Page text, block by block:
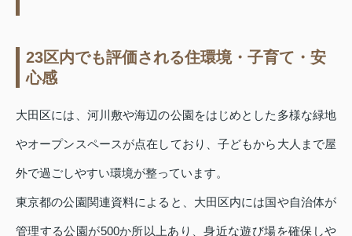
23区内でも評価される住環境・子育て・安
心感
大田区には、河川敷や海辺の公園をはじめとした多様な緑地
やオープンスペースが点在しており、子どもから大人まで屋
外で過ごしやすい環境が整っています。
東京都の公園関連資料によると、大田区内には国や自治体が
管理する公園が500か所以上あり、身近な遊び場を確保しや